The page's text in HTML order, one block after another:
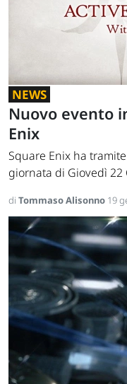
NEWS
Nuovo evento
Enix
Square Enix ha
giornata di Giovedì 22
di Tommaso Alisonno 19